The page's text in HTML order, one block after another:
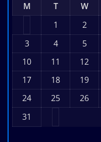
M
T W
1
2
3
4 5
10
11 12
17
18 19
24
25 26
31